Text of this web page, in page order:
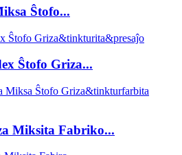
Ŝtofo...
Ŝtofo Griza...
Miksita Fabriko...